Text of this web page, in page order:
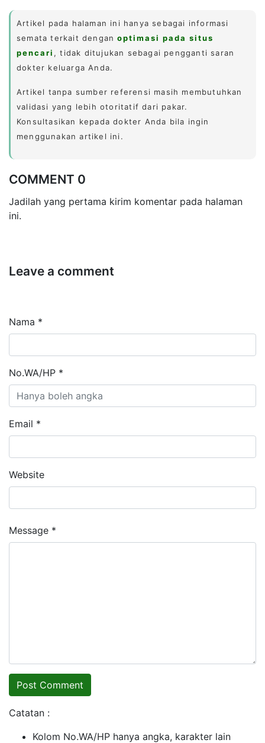
Artikel pada halaman ini hanya sebagai informasi
semata terkait denganoptimasi pada situs
pencari , tidak ditujukan sebagai pengganti saran
dokter keluarga Anda.
Artikel tanpa sumber referensi masih membutuhkan
validasi yang lebih otoritatif dari pakar.
Konsultasikan kepada dokter Anda bila ingin
menggunakan artikel ini.
COMMENT 0
Jadilah yang pertama kirim komentar pada halaman
ini.
Leave a comment
Nama *
No.WA/HP *
Email *
Website
Message *
Catatan :
Kolom No.WA/HP hanya angka, karakter lain